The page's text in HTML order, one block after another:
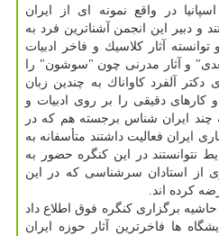
در واقع نمونه ای از ایران
و دبیر این انجمن آشناترین فرد به
آثار كلاسیك و فاخر ادبیات
و آثار مدرنی چون "سوشون" را
دكتر آلفرد كاواناك به چندین زبان
دقیقی را بر روی ادبیات و
چند ایران شناس برجسته هم كه در
ایران فعالیت داشتند متأسفانه به
نتوانستند در این كنگره حضور به
از استادان سرشناسی كه در این
كرده اند.
برگزاری كنگره فوق اطلاع داد
ها فاخرترین آثار حوزه ایران